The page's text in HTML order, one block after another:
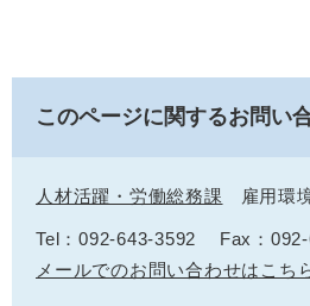
このページに関するお問い
人材活躍・労働総務課 雇用環
Tel：092-643-3592
Fax：
メールでのお問い合わせはこち